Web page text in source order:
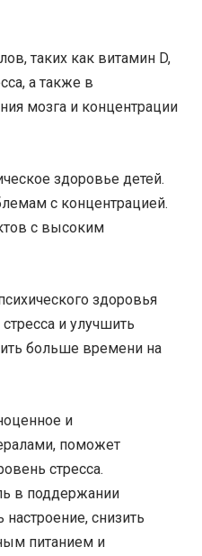
таких как витамин D,
а также в
мозга и концентрации
здоровье детей.
с концентрацией.
с высоким
здоровья
и улучшить
больше времени на
и
поможет
стресса.
в поддержании
снизить
питанием и